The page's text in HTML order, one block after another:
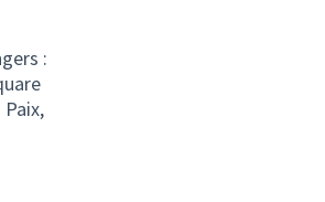
: